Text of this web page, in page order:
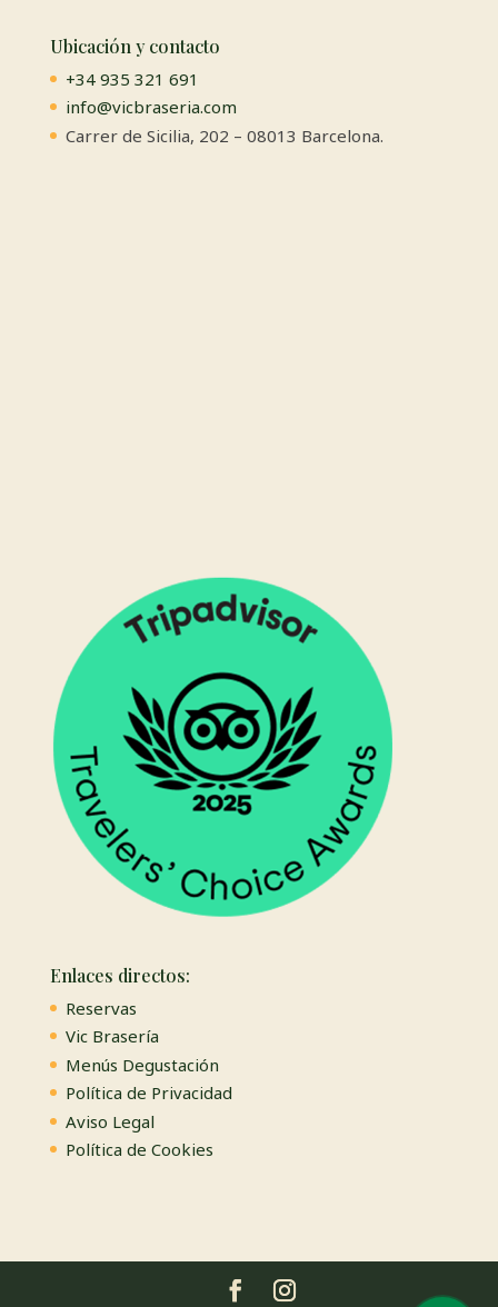
Ubicación y contacto
+34 935 321 691
info@vicbraseria.com
Carrer de Sicilia, 202 – 08013 Barcelona.
Enlaces directos:
Reservas
Vic Brasería
Menús Degustación
Política de Privacidad
Aviso Legal
Política de Cookies